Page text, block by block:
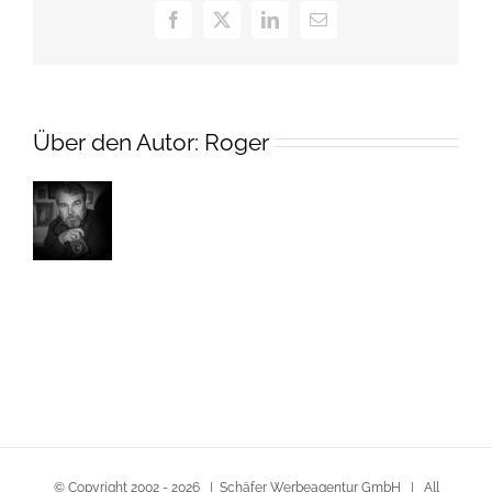
Facebook
X LinkedIn
E-
Über den Autor: Roger
© Copyright 2002 - 2026 | Schäfer Werbeagentur GmbH | All